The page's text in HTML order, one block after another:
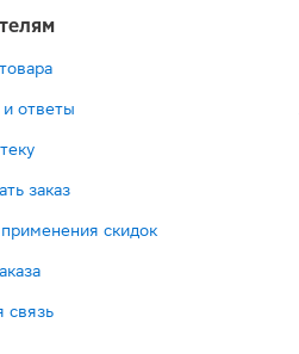
ответы
заказ
скидок
связь